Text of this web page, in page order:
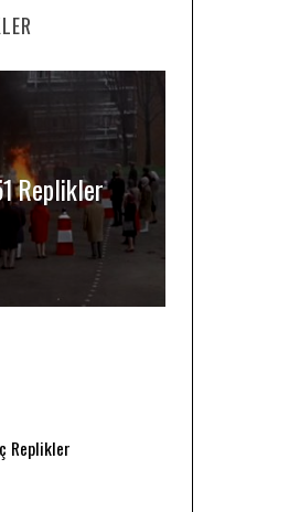
Replikler
Replikler